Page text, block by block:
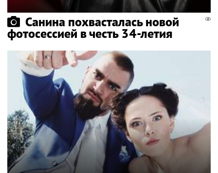
Санина похвасталась новой
фотосессией в честь 34-летия